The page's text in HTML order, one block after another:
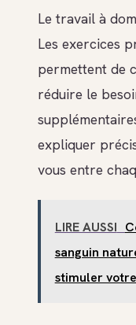
Le travail à
Les exercices
permettent de
réduire le
expliquer
vous entre
LIRE AUSSI
sanguin
stimuler